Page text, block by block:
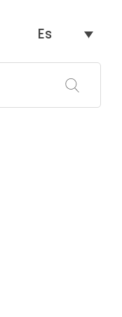
Es